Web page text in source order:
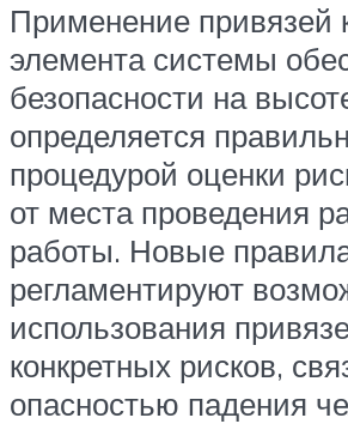
Применение привязей
элемента системы
безопасности на
определяется
процедурой оценки
от места проведения
работы. Новые
регламентируют
использования
конкретных рисков,
опасностью падения